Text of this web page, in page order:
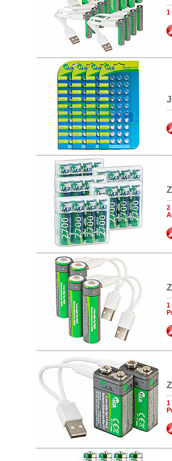
1
2
1
1